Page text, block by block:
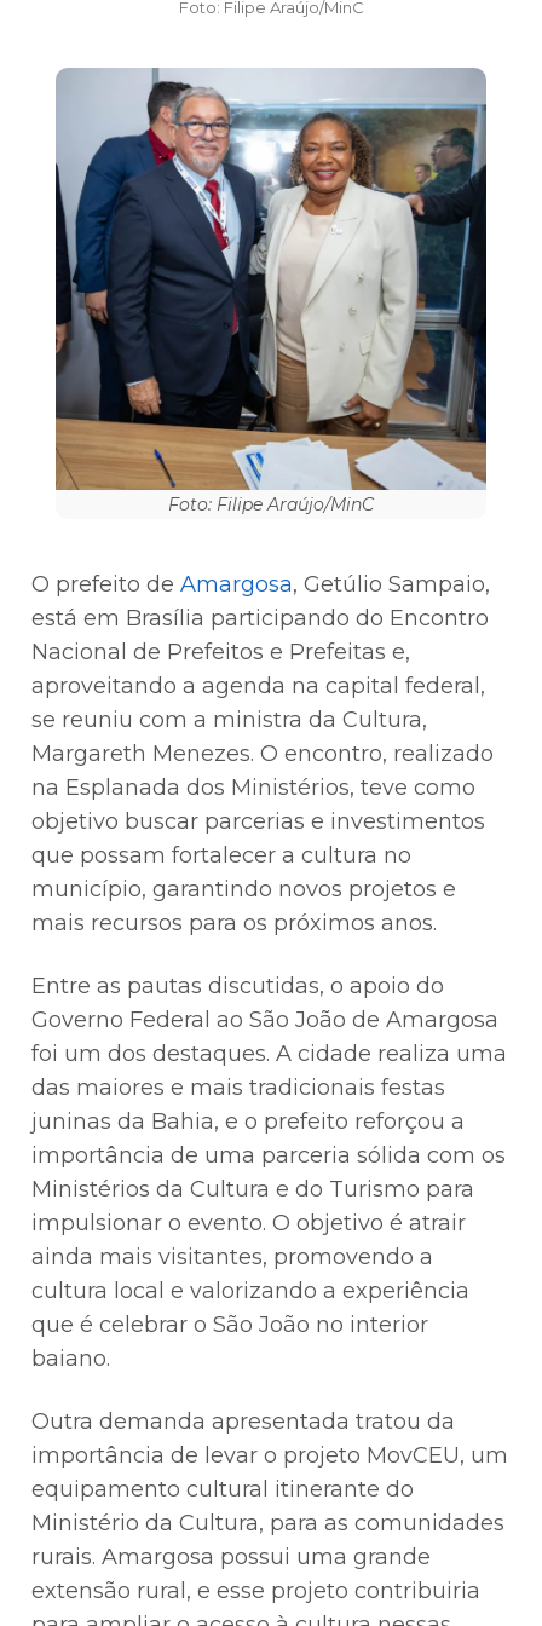
Foto: Filipe Araújo/MinC
Foto: Filipe Araújo/MinC
O prefeito deAmargosa, Getúlio Sampaio,
está em Brasília participando do Encontro
Nacional de Prefeitos e Prefeitas e,
aproveitando a agenda na capital federal,
se reuniu com a ministra da Cultura,
Margareth Menezes. O encontro, realizado
na Esplanada dos Ministérios, teve como
objetivo buscar parcerias e investimentos
que possam fortalecer a cultura no
município, garantindo novos projetos e
mais recursos para os próximos anos.
Entre as pautas discutidas, o apoio do
Governo Federal ao São João de Amargosa
foi um dos destaques. A cidade realiza uma
das maiores e mais tradicionais festas
juninas da Bahia, e o prefeito reforçou a
importância de uma parceria sólida com os
Ministérios da Cultura e do Turismo para
impulsionar o evento. O objetivo é atrair
ainda mais visitantes, promovendo a
cultura local e valorizando a experiência
que é celebrar o São João no interior
baiano.
Outra demanda apresentada tratou da
importância de levar o projeto MovCEU, um
equipamento cultural itinerante do
Ministério da Cultura, para as comunidades
rurais. Amargosa possui uma grande
extensão rural, e esse projeto contribuiria